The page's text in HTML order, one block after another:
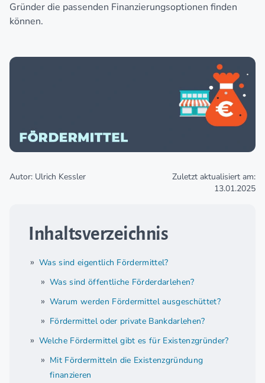
Gründer die passenden Finanzierungsoptionen finden
können.
Autor: Ulrich Kessler
Zuletzt aktualisiert am:
13.01.2025
Inhaltsverzeichnis
Was sind eigentlich Fördermittel?
Was sind öffentliche Förderdarlehen?
Warum werden Fördermittel ausgeschüttet?
Fördermittel oder private Bankdarlehen?
Welche Fördermittel gibt es für Existenzgründer?
Mit Fördermitteln die Existenzgründung
finanzieren